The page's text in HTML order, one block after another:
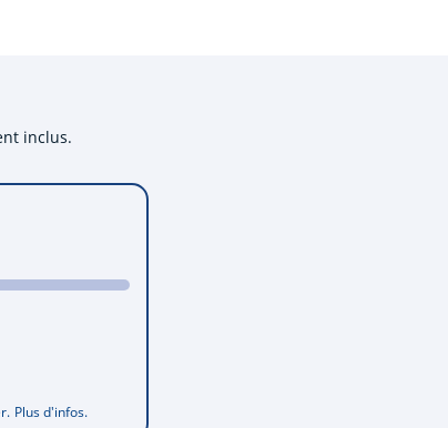
inclus.
Plus d'infos.